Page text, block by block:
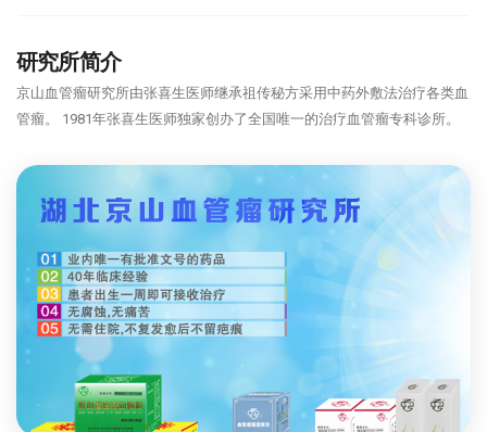
研究所简介
京山血管瘤研究所由张喜生医师继承祖传秘方采用中药外敷法治疗各类血
管瘤。 1981年张喜生医师独家创办了全国唯一的治疗血管瘤专科诊所。